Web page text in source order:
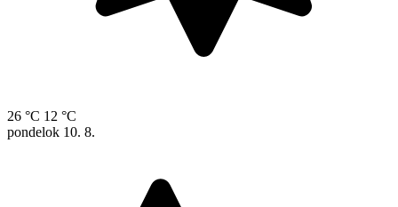
26 °C 12 °C
pondelok 10. 8.